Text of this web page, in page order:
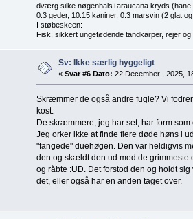
dværg silke nøgenhals+araucana kryds
0.3 geder, 10.15 kaniner, 0.3 marsvin (2 glat
I støbeskeen:
Fisk, sikkert ungefødende tandkarper, rejer
Sv: Ikke særlig hyggeligt
« Svar #6 Dato: 22 December , 2025,
Skræmmer de også andre fugle? Vi
kost.
De skræmmere, jeg har set, har form
Jeg orker ikke at finde flere døde høns i
"fangede" duehøgen. Den var heldigvis
den og skældt den ud med de
og råbte :UD. Det forstod den og holdt
det, eller også har en anden taget over.